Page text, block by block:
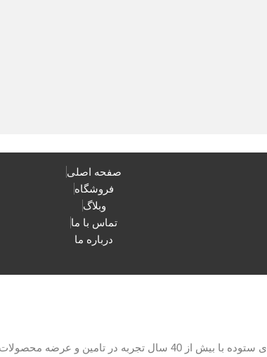
صفحه اصلی
فروشگاه
وبلاگ
تماس با ما
درباره ما
با مدیریت آقای ستوده با بیش از 40 سال تجربه